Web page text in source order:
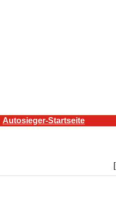
Autosieger-Startseite
[